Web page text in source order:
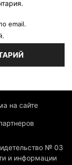
email.
на сайте
№ 03
и информации